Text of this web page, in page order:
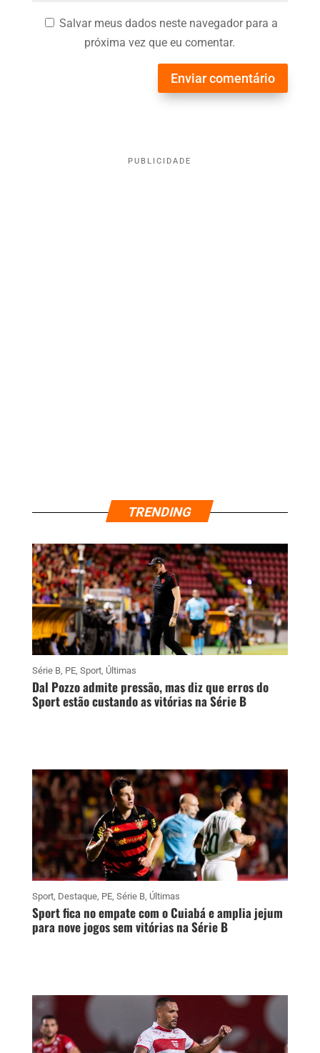
Salvar meus dados neste navegador para a
próxima vez que eu comentar.
Enviar comentário
PUBLICIDADE
TRENDING
Série B, PE, Sport, Últimas
Dal Pozzo admite pressão, mas diz que erros do
Sport estão custando as vitórias na Série B
Sport, Destaque, PE, Série B, Últimas
Sport fica no empate com o Cuiabá e amplia jejum
para nove jogos sem vitórias na Série B